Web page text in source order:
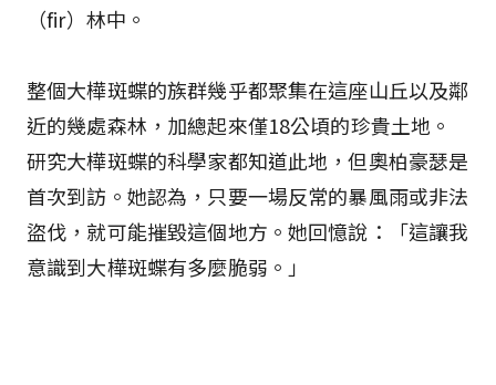
（fir）林中。
整個大樺斑蝶的族群幾乎都聚集在這座山丘以及鄰
近的幾處森林，加總起來僅18公頃的珍貴土地。
研究大樺斑蝶的科學家都知道此地，但奧柏豪瑟是
首次到訪。她認為，只要一場反常的暴風雨或非法
盜伐，就可能摧毀這個地方。她回憶說：「這讓我
意識到大樺斑蝶有多麼脆弱。」